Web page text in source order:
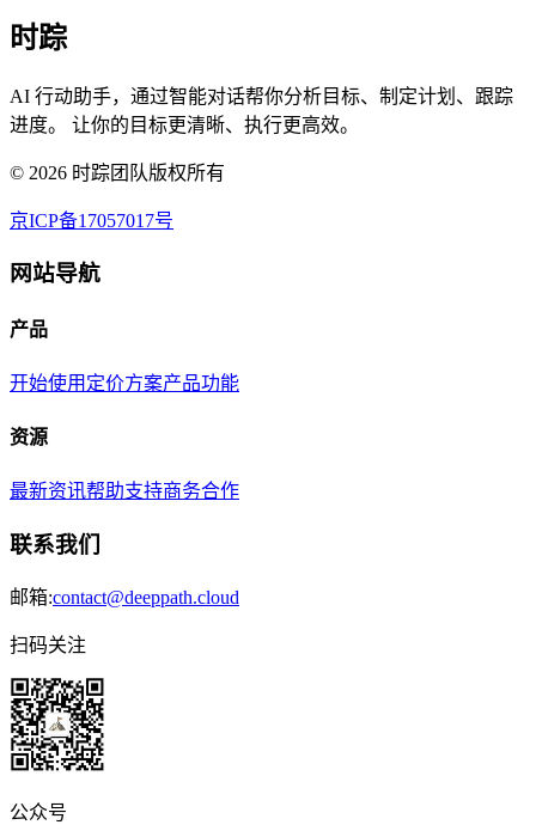
时踪
AI 行动助手，通过智能对话帮你分析目标、制定计划、跟踪
进度。 让你的目标更清晰、执行更高效。
© 2026 时踪团队版权所有
京ICP备17057017号
网站导航
产品
开始使用 定价方案产品功能
资源
最新资讯帮助支持商务合作
联系我们
邮箱:contact@deeppath.cloud
扫码关注
公众号